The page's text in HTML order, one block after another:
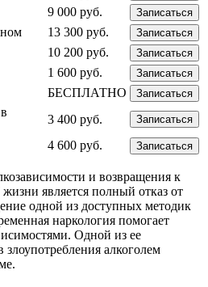
9 000 руб. Записаться
13 300 руб. Записаться
10 200 руб. Записаться
1 600 руб. Записаться
БЕСПЛАТНО Записаться
3 400 руб. Записаться
4 600 руб. Записаться
и возвращения к
является полный отказ от
одной из доступных методик
наркология помогает
Одной из ее
алкоголем